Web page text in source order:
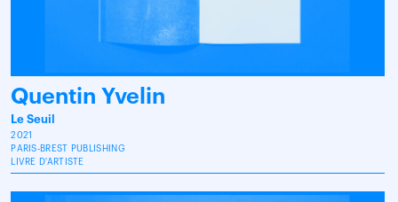
Quentin Yvelin
Le Seuil
2021
PARIS-BREST PUBLISHING
LIVRE D'ARTISTE